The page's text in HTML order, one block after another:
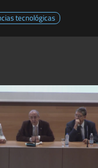
tecnológicas